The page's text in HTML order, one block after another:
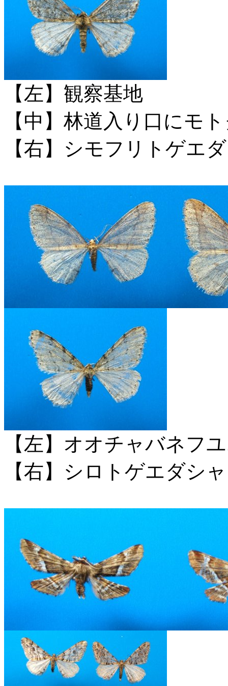
【左】観察基地
【中】林道入り口にモ
【右】シモフリトゲエ
【左】オオチャバネフ
【右】シロトゲエダシ